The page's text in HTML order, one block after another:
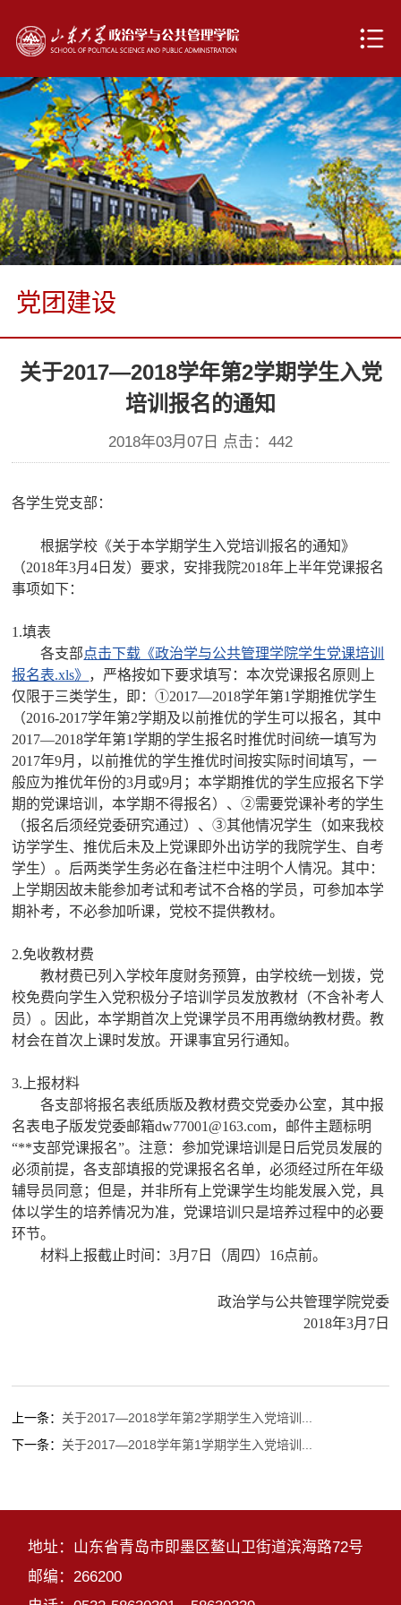
党团建设
关于2017—2018学年第2学期学生入党
培训报名的通知
2018年03月07日 点击： 442
各学生党支部：
根据学校《关于本学期学生入党培训报名的通知》
（2018年3月4日发）要求，安排我院2018年上半年党课报名
事项如下：
1.填表
各支部点击下载《政治学与公共管理学院学生党课培训
报名表.xls》 ，严格按如下要求填写：本次党课报名原则上
仅限于三类学生，即：①2017—2018学年第1学期推优学生
（2016-2017学年第2学期及以前推优的学生可以报名，其中
2017—2018学年第1学期的学生报名时推优时间统一填写为
2017年9月，以前推优的学生推优时间按实际时间填写，一
般应为推优年份的3月或9月；本学期推优的学生应报名下学
期的党课培训，本学期不得报名）、②需要党课补考的学生
（报名后须经党委研究通过）、③其他情况学生（如来我校
访学学生、推优后未及上党课即外出访学的我院学生、自考
学生）。后两类学生务必在备注栏中注明个人情况。其中：
上学期因故未能参加考试和考试不合格的学员，可参加本学
期补考，不必参加听课，党校不提供教材。
2.免收教材费
教材费已列入学校年度财务预算，由学校统一划拨，党
校免费向学生入党积极分子培训学员发放教材（不含补考人
员）。因此，本学期首次上党课学员不用再缴纳教材费。教
材会在首次上课时发放。开课事宜另行通知。
3.上报材料
各支部将报名表纸质版及教材费交党委办公室，其中报
名表电子版发党委邮箱dw77001@163.com，邮件主题标明
“**支部党课报名”。注意：参加党课培训是日后党员发展的
必须前提，各支部填报的党课报名名单，必须经过所在年级
辅导员同意；但是，并非所有上党课学生均能发展入党，具
体以学生的培养情况为准，党课培训只是培养过程中的必要
环节。
材料上报截止时间：3月7日（周四）16点前。
政治学与公共管理学院党委
2018年3月7日
上一条： 关于2017—2018学年第2学期学生入党培训...
下一条： 关于2017—2018学年第1学期学生入党培训...
地址：山东省青岛市即墨区鳌山卫街道滨海路72号
邮编：266200